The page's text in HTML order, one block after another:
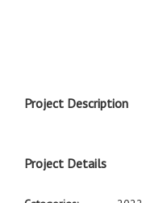
Project Description
Project Details